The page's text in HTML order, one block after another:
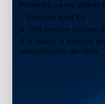
Prihláste sa na odber
1. Zľavový kód €5
2. 100 bodov Govee
3. E-maily o nových
exkluzívnych akciách